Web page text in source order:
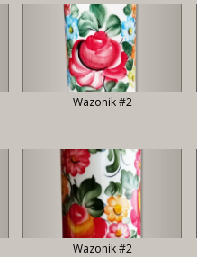
Wazonik #2
Wazonik #2